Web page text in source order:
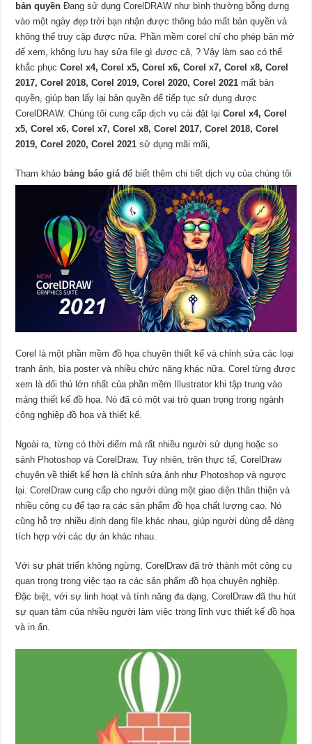
bản quyền Đang sử dụng CorelDRAW như bình thường bỗng dưng
vào một ngày đẹp trời bạn nhận được thông báo mất bản quyền và
không thể truy cập được nữa. Phần mềm corel chỉ cho phép bản mở
để xem, không lưu hay sửa file gì được cả, ? Vậy làm sao có thể
khắc phụcCorel x4, Corel x5, Corel x6, Corel x7, Corel x8, Corel
2017, Corel 2018, Corel 2019, Corel 2020, Corel 2021 mất bản
quyền, giúp bạn lấy lại bản quyền để tiếp tục sử dụng được
CorelDRAW. Chúng tôi cung cấp dịch vụ cài đặt lạiCorel x4, Corel
x5, Corel x6, Corel x7, Corel x8, Corel 2017, Corel 2018, Corel
2019, Corel 2020, Corel 2021 sử dụng mãi mãi,
Tham khảo bảng báo giáđể biết thêm chi tiết dịch vụ của chúng tôi
Corel là một phần mềm đồ họa chuyên thiết kế và chỉnh sửa các loại
tranh ảnh, bìa poster và nhiều chức năng khác nữa. Corel từng được
xem là đối thủ lớn nhất của phần mềm Illustrator khi tập trung vào
mảng thiết kế đồ họa. Nó đã có một vai trò quan trọng trong ngành
công nghiệp đồ họa và thiết kế.
Ngoài ra, từng có thời điểm mà rất nhiều người sử dụng hoặc so
sánh Photoshop và CorelDraw. Tuy nhiên, trên thực tế, CorelDraw
chuyên về thiết kế hơn là chỉnh sửa ảnh như Photoshop và ngược
lại. CorelDraw cung cấp cho người dùng một giao diện thân thiện và
nhiều công cụ để tạo ra các sản phẩm đồ họa chất lượng cao. Nó
cũng hỗ trợ nhiều định dạng file khác nhau, giúp người dùng dễ dàng
tích hợp với các dự án khác nhau.
Với sự phát triển không ngừng, CorelDraw đã trở thành một công cụ
quan trọng trong việc tạo ra các sản phẩm đồ họa chuyên nghiệp.
Đặc biệt, với sự linh hoạt và tính năng đa dạng, CorelDraw đã thu hút
sự quan tâm của nhiều người làm việc trong lĩnh vực thiết kế đồ họa
và in ấn.